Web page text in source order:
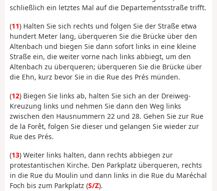
schließlich ein letztes Mal auf die Departementsstraße trifft.
(11) Halten Sie sich rechts und folgen Sie der Straße etwa
hundert Meter lang, überqueren Sie die Brücke über den
Altenbach und biegen Sie dann sofort links in eine kleine
Straße ein, die weiter vorne nach links abbiegt, um den
Altenbach zu überqueren; überqueren Sie die Brücke über
die Ehn, kurz bevor Sie in die Rue des Prés münden.
(12) Biegen Sie links ab, halten Sie sich an der Dreiweg-
Kreuzung links und nehmen Sie dann den Weg links
zwischen den Hausnummern 22 und 28. Gehen Sie zur Rue
de la Forêt, folgen Sie dieser und gelangen Sie wieder zur
Rue des Prés.
(13) Weiter links halten, dann rechts abbiegen zur
protestantischen Kirche. Den Parkplatz überqueren, rechts
in die Rue du Moulin und dann links in die Rue du Maréchal
Foch bis zum Parkplatz (S/Z).